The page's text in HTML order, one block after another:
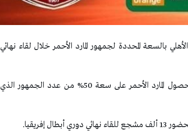
بالسعة المحددة لجمهور المارد الأحمر خلال لقاء نهائي
وطالب مسؤولو النادي الأهلي 6 مطالب من كاف تشمل حصول المارد الأحمر على سعة 50% من عدد الجمهور الذي
إفريقيا.